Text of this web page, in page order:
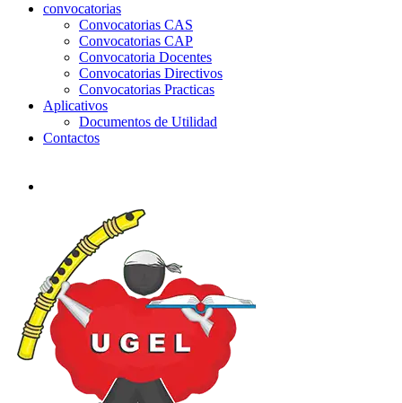
convocatorias
Convocatorias CAS
Convocatorias CAP
Convocatoria Docentes
Convocatorias Directivos
Convocatorias Practicas
Aplicativos
Documentos de Utilidad
Contactos